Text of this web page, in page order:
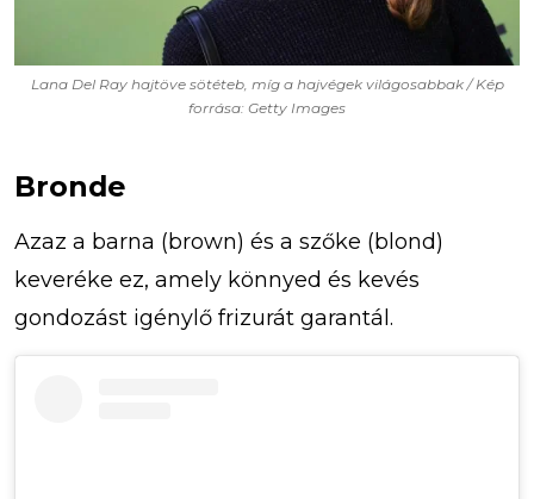
Lana Del Ray hajtöve sötéteb, míg a hajvégek világosabbak / Kép
forrása: Getty Images
Bronde
Azaz a barna (brown) és a szőke (blond)
keveréke ez, amely könnyed és kevés
gondozást igénylő frizurát garantál.